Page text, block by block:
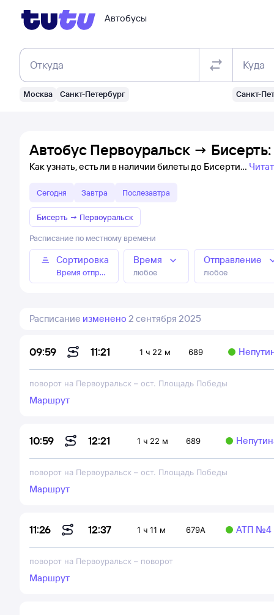
Автобусы
Откуда
Москва Санкт-Петербург
Куда
Санкт-
Автобус Первоуральск →
Как узнать, есть ли в наличии билеты до Бисерти
Сегодня Завтра Послезавтра
Бисерть → Первоуральск
Расписание по местному времени
Сортировка
Время отправления
Время
любое
Отправление
любое
Расписание изменено 2 сентября 2025
09:59 11:21 1 ч 22 м 689
поворот на Первоуральск – ост. Площадь Победы
Маршрут
10:59 12:21 1 ч 22 м 689
поворот на Первоуральск – ост. Площадь Победы
Маршрут
11:26 12:37 1 ч 11 м 679А АТП №4
поворот на Первоуральск – поворот
Маршрут